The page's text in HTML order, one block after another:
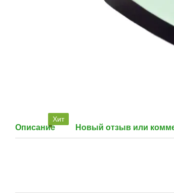
Хит
Описание Новый отзыв или